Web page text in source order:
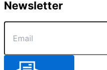
Newsletter